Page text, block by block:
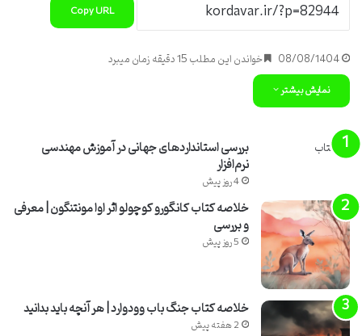
Copy URL
08/08/1404 خواندن این مطلب 15 دقیقه زمان میبرد
نمایش بیشتر
بررسی استانداردهای جهانی در آموزش مهندسی
نرم‌افزار
4 روز پیش
خلاصه کتاب کانگورو کوچولو اثر اوا مونتنگون | معرفی
و بررسی
5 روز پیش
خلاصه کتاب جنگ باب وودوارد | هر آنچه باید بدانید
2 هفته پیش